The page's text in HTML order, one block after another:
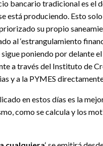
bancario tradicional es el
está produciendo. Esto
su propio
al ‘estrangulamiento
sigue poniendo por delante
a través del Instituto de
y a la PYMES
en estos días es la
como se calcula y los